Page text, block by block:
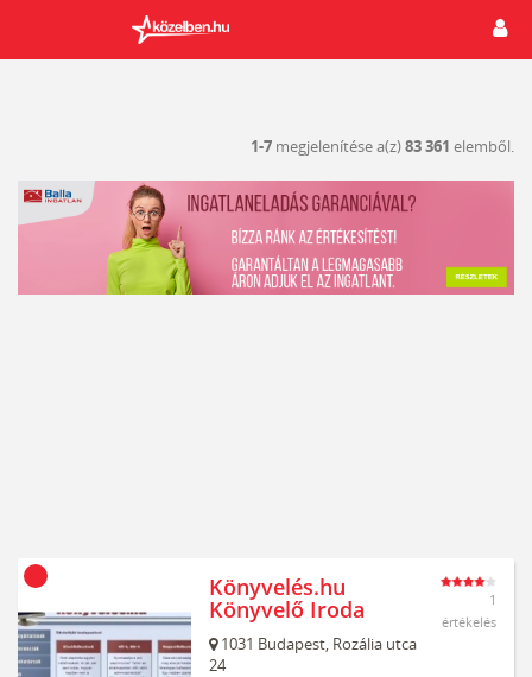
1-7 megjelenítése a(z)83 361 elemből.
Könyvelés.hu
Könyvelő Iroda
1031 Budapest, Rozália utca
24
1
értékelés